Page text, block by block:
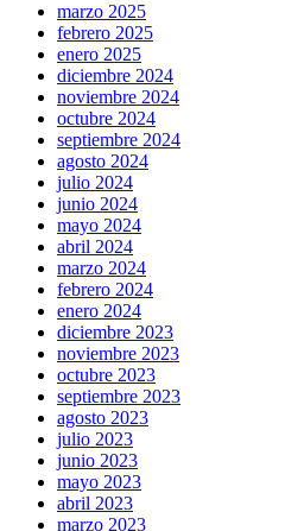
marzo 2025
febrero 2025
enero 2025
diciembre 2024
noviembre 2024
octubre 2024
septiembre 2024
agosto 2024
julio 2024
junio 2024
mayo 2024
abril 2024
marzo 2024
febrero 2024
enero 2024
diciembre 2023
noviembre 2023
octubre 2023
septiembre 2023
agosto 2023
julio 2023
junio 2023
mayo 2023
abril 2023
marzo 2023